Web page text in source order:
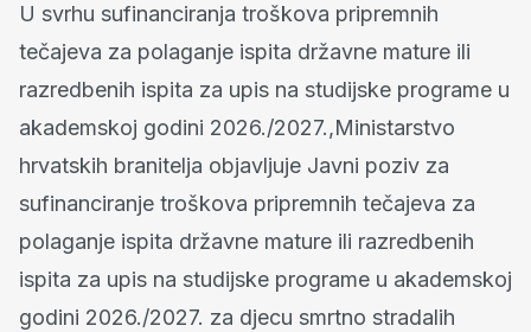
U svrhu sufinanciranja troškova pripremnih
tečajeva za polaganje ispita državne mature ili
razredbenih ispita za upis na studijske programe u
akademskoj godini 2026./2027.,Ministarstvo
hrvatskih branitelja objavljuje Javni poziv za
sufinanciranje troškova pripremnih tečajeva za
polaganje ispita državne mature ili razredbenih
ispita za upis na studijske programe u akademskoj
godini 2026./2027. za djecu smrtno stradalih